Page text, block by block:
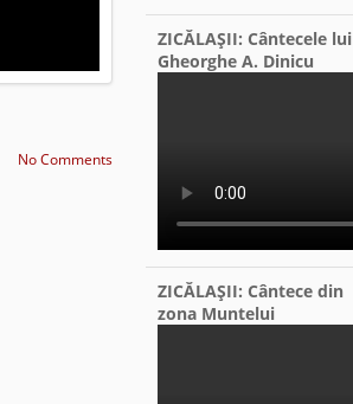
No Comments
ZICĂLAŞII: Cântecele lui
Gheorghe A. Dinicu
ZICĂLAŞII: Cântece din
zona Muntelui